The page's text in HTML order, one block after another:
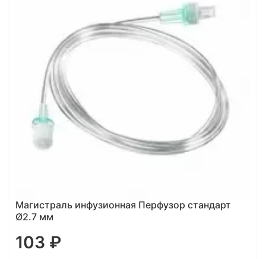
Насос для энтерального питания Энтеропорт
Плюс
159000 ₽